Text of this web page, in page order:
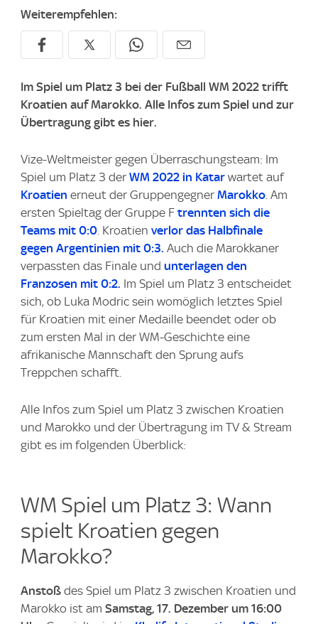
Weiterempfehlen:
Im Spiel um Platz 3 bei der Fußball WM 2022 trifft
Kroatien auf Marokko. Alle Infos zum Spiel und zur
Übertragung gibt es hier.
Vize-Weltmeister gegen Überraschungsteam: Im
Spiel um Platz 3 der WM 2022 in Katar wartet auf
Kroatien erneut der Gruppengegner Marokko. Am
ersten Spieltag der Gruppe F trennten sich die
Teams mit 0:0. Kroatien verlor das Halbfinale
gegen Argentinien mit 0:3. Auch die Marokkaner
verpassten das Finale und unterlagen den
Franzosen mit 0:2. Im Spiel um Platz 3 entscheidet
sich, ob Luka Modric sein womöglich letztes Spiel
für Kroatien mit einer Medaille beendet oder ob
zum ersten Mal in der WM-Geschichte eine
afrikanische Mannschaft den Sprung aufs
Treppchen schafft.
Alle Infos zum Spiel um Platz 3 zwischen Kroatien
und Marokko und der Übertragung im TV & Stream
gibt es im folgenden Überblick:
WM Spiel um Platz 3: Wann
spielt Kroatien gegen
Marokko?
Anstoß des Spiel um Platz 3 zwischen Kroatien und
Marokko ist am Samstag, 17. Dezember um 16:00